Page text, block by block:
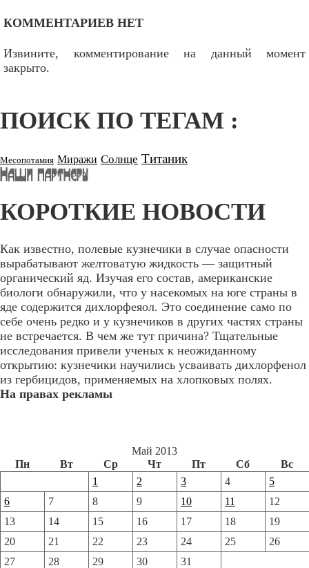
КОММЕНТАРИЕВ НЕТ
Извините, комментирование на данный момент
закрыто.
ПОИСК ПО ТЕГАМ :
Месопотамия Миражи Солнце Титаник
КОРОТКИЕ НОВОСТИ
Как известно, полевые кузнечики в случае опасности
вырабатывают желтоватую жидкость — защитный
органический яд. Изучая его состав, американские
биологи обнаружили, что у насекомых на юге страны в
яде содержится дихлорфеяол. Это соединение само по
себе очень редко и у кузнечиков в других частях страны
не встречается. В чем же тут причина? Тщательные
исследования привели ученых к неожиданному
открытию: кузнечики научились усваивать дихлорфенол
из гербицидов, применяемых на хлопковых полях.
На правах рекламы
Май 2013
Пн
Вт Ср Чт Пт Сб
Вс
1
2 3 4
5
6
7 8 9 10 11
12
13
14 15 16 17 18
19
20
21 22 23 24 25
26
27
28 29 30 31